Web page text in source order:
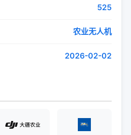
525
农业无人机
2026-02-02